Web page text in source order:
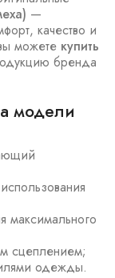
—
качество и
можете купить
бренда
модели
максимального
сцеплением;
одежды.